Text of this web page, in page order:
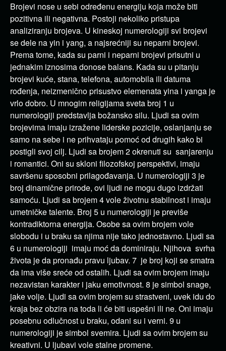
Brojevi nose u sebi određenu energiju koja može biti
pozitivna ili negativna. Postoji nekoliko pristupa
analiziranju brojeva. U kineskoj numerologiji svi brojevi
se dele na yin i yang, a najsrećniji su neparni brojevi.
Prema tome, kada su parni i neparni brojevi prisutni u
jednakim iznosima donose balans. Kada su u pitanju
brojevi kuće, stana, telefona, automobila ili datuma
rođenja, neizmenično prisustvo elemenata yina i yanga je
vrlo dobro. U mnogim religijama sveta broj 1 u
numerologiji predstavlja božansko silu. Ljudi sa ovim
brojevima imaju izražene liderske pozicije, oslanjanju se
samo na sebe i ne prihvataju pomoć od drugih kako bi
postigli svoj cilj. Ljudi sa brojem 2 okrenuti su sanjarenju
i romantici. Oni su skloni filozofskoj perspektivi, imaju
savršenu sposobni prilagođavanja. U numerologiji 3 je
broj dinamične prirode, ovi ljudi ne mogu dugo izdržati
samoću. Ljudi sa brojem 4 vole životnu stabilnost i imaju
umetničke talente. Broj 5 u numerologiji je previše
kontradiktorna energija. Osobe sa ovim brojem vole
slobodu i u braku sa njima nije tako jednostavno. Ljudi sa
6 u numerologiji imaju moć da dominiraju. Njihova svrha
života je da pronađu pravu ljubav. 7 je broj koji se smatra
da ima više sreće od ostalih. Ljudi sa ovim brojem imaju
nezavistan karakter i jaku emotivnost. 8 je simbol snage,
jake volje. Ljudi sa ovim brojem su strastveni, uvek idu do
kraja bez obzira na toda li će biti uspešni ili ne. Oni imaju
posebnu odlučnost u braku, odani su i verni. 9 u
numerologiji je simbol svemira. Ljudi sa ovim brojem su
kreativni. U ljubavi vole stalne promene.